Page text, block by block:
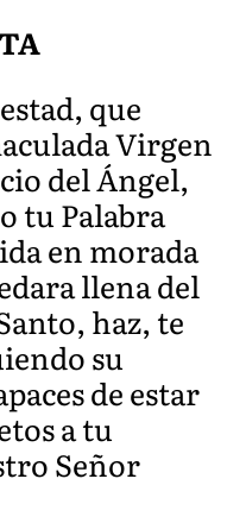
que
Virgen
del Ángel,
tu Palabra
en morada
llena del
haz, te
su
de estar
a tu
Señor